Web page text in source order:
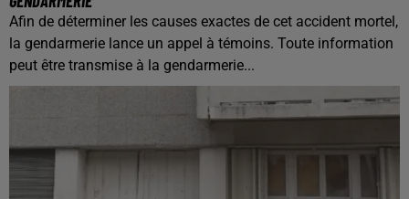
Afin de déterminer les causes exactes de cet accident mortel,
la gendarmerie lance un appel à témoins. Toute information
peut être transmise à la gendarmerie...